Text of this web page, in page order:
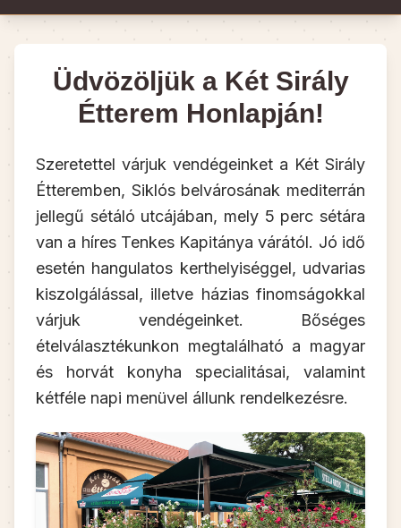
Üdvözöljük a Két Sirály
Étterem Honlapján!
Szeretettel várjuk vendégeinket a Két Sirály
Étteremben, Siklós belvárosának mediterrán
jellegű sétáló utcájában, mely 5 perc sétára
van a híres Tenkes Kapitánya várától. Jó idő
esetén hangulatos kerthelyiséggel, udvarias
kiszolgálással, illetve házias finomságokkal
várjuk vendégeinket. Bőséges
ételválasztékunkon megtalálható a magyar
és horvát konyha specialitásai, valamint
kétféle napi menüvel állunk rendelkezésre.